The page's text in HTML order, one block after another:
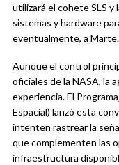
utilizará el cohete SLS y
sistemas y hardware
eventualmente, a Marte.
Aunque el control
oficiales de la NASA, la
experiencia. El Programa
Espacial) lanzó esta
intenten rastrear la
que complementen las
infraestructura